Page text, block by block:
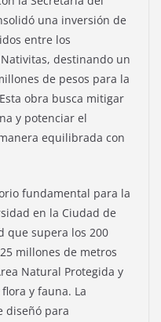
una inversión de
entre los
destinando un
de pesos para la
obra busca mitigar
y potenciar el
equilibrada con
fundamental para la
en la Ciudad de
que supera los 200
millones de metros
Natural Protegida y
y fauna. La
diseñó para